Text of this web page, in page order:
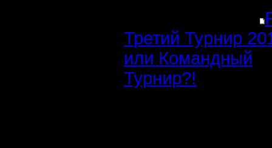
Третий Турнир
или Командный
Турнир?!